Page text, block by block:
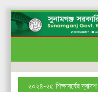
২০২৪-২৫ শিক্ষাবর্ষের